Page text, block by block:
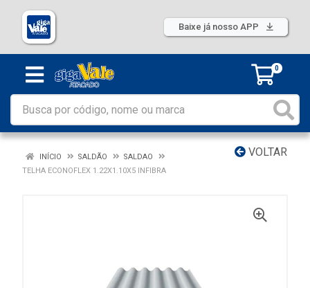
Baixe já nosso APP
0
VOLTAR
INÍCIO SALDÃO
SALDAO
TELHA ECONOFLEX 1.22X1.10X5 INFIBRA